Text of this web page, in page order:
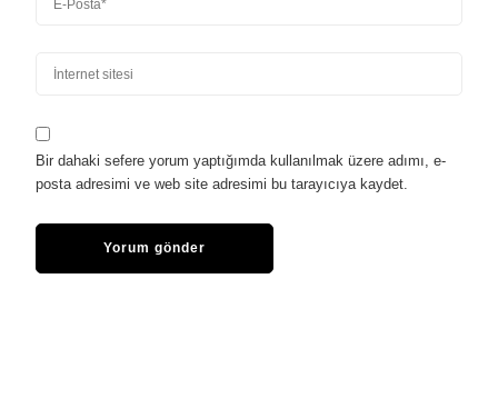
Bir dahaki sefere yorum yaptığımda kullanılmak üzere adımı, e-
posta adresimi ve web site adresimi bu tarayıcıya kaydet.